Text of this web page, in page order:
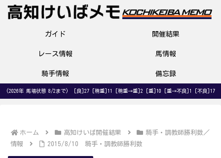
ガイド 開催結果
レース情報 馬情報
騎手情報 備忘録
(2026年 馬場状態 8/2まで) [良]27 [稍重]11 [稍重→重]2 [重]10 [重→不良]1 [不良]17
ホーム 高知けいば開催結果
騎手・調教師勝利数／
情報
2015/8/10 騎手・調教師勝利数